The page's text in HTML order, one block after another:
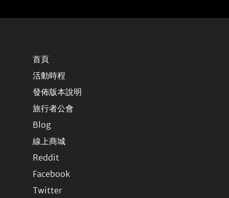
首頁
活動時程
發佈版本說明
旅行者公會
Blog
線上商城
Reddit
Facebook
Twitter